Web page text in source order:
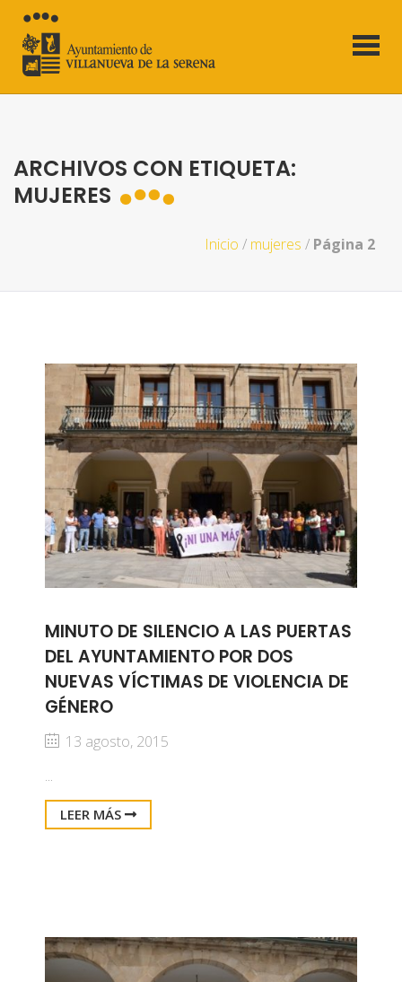
ARCHIVOS CON ETIQUETA:
MUJERES
Inicio / mujeres / Página 2
MINUTO DE SILENCIO A LAS PUERTAS
DEL AYUNTAMIENTO POR DOS
NUEVAS VÍCTIMAS DE VIOLENCIA DE
GÉNERO
13 agosto, 2015
...
LEER MÁS